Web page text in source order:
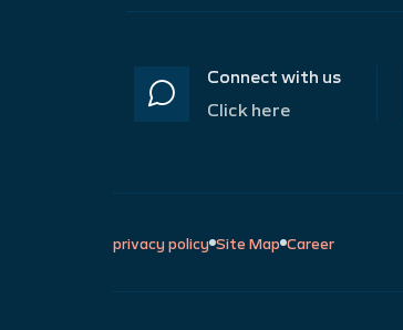
Connect with us
Click here
privacy policy Site Map Career